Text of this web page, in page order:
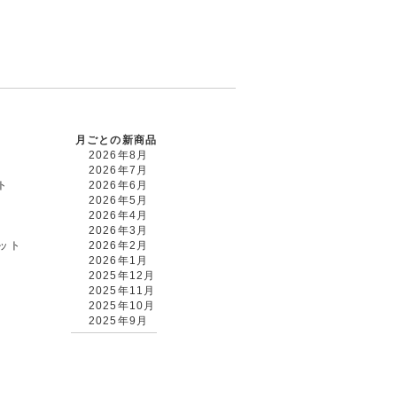
ト
月ごとの新商品
2026年8月
2026年7月
2026年6月
2026年5月
2026年4月
2026年3月
2026年2月
2026年1月
2025年12月
2025年11月
2025年10月
2025年9月